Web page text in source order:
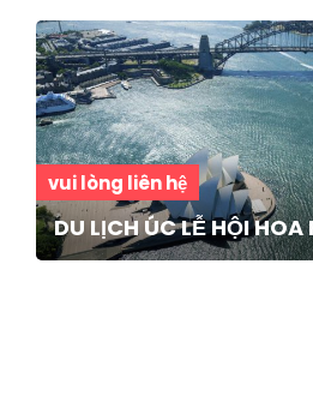
vui lòng liên hệ
DU LỊCH ÚC LỄ HỘI HOA